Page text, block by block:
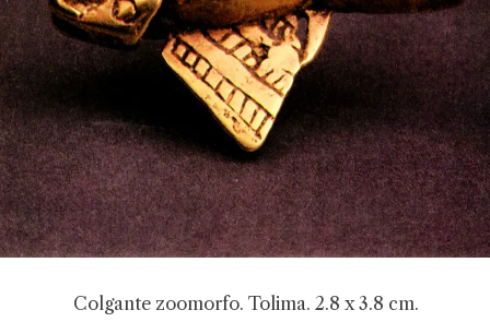
Colgante zoomorfo. Tolima. 2.8 x 3.8 cm.